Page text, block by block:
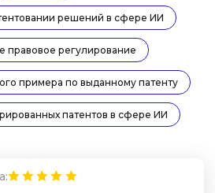
решений в сфере ИИ
правовое регулирование
примера по выданному патенту
патентов в сфере ИИ